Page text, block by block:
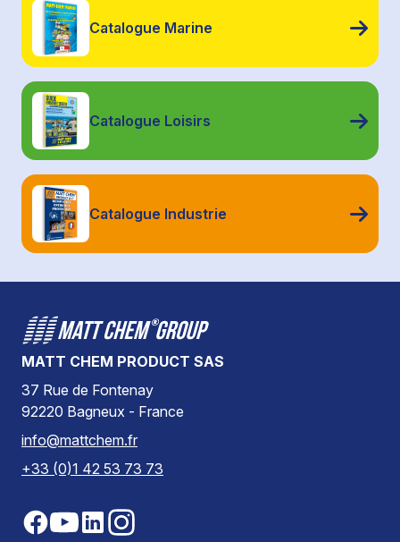
Catalogue Marine
Catalogue Loisirs
Catalogue Industrie
MATT CHEM PRODUCT SAS
37 Rue de Fontenay
92220 Bagneux - France
info@mattchem.fr
+33 (0)1 42 53 73 73